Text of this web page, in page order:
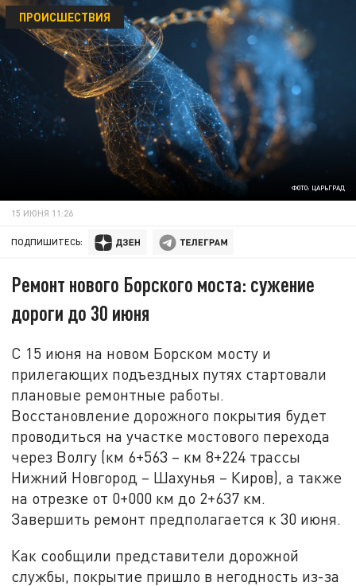
ФОТО: ЦАРЬГРАД
ПРОИСШЕСТВИЯ
15 ИЮНЯ 11:26
ПОДПИШИТЕСЬ:
Ремонт нового Борского моста: сужение
дороги до 30 июня
С 15 июня на новом Борском мосту и
прилегающих подъездных путях стартовали
плановые ремонтные работы.
Восстановление дорожного покрытия будет
проводиться на участке мостового перехода
через Волгу (км 6+563 – км 8+224 трассы
Нижний Новгород – Шахунья – Киров), а также
на отрезке от 0+000 км до 2+637 км.
Завершить ремонт предполагается к 30 июня.
Как сообщили представители дорожной
службы, покрытие пришло в негодность из-за